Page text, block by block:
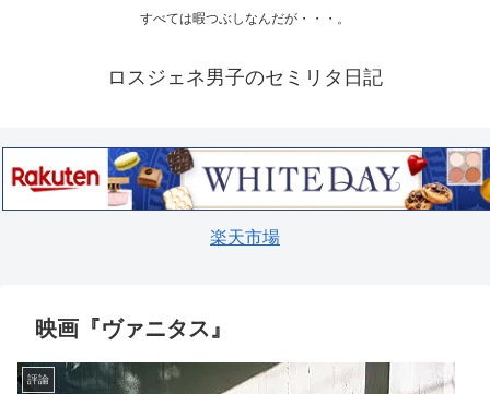
すべては暇つぶしなんだが・・・。
ロスジェネ男子のセミリタ日記
楽天市場
映画『ヴァニタス』
評論